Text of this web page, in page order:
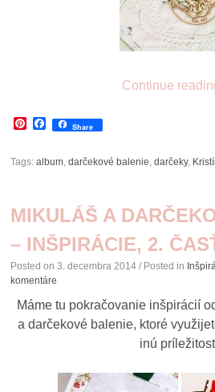
Continue
Pinterest
Facebook
Share
Tags:album,darčekové balenie,darčeky,
MIKULÁŠ A
– INŠPIRÁCIE, 2.
Posted on3. decembra 2014 / Posted in
komentáre
Máme tu pokračovanie inšpirácií
a darčekové balenie, ktoré
inú